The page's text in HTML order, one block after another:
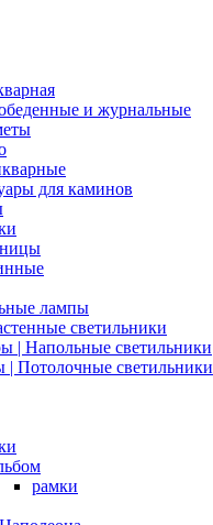
и журнальные
для каминов
лампы
светильники
| Напольные светильники
Потолочные светильники
рамки